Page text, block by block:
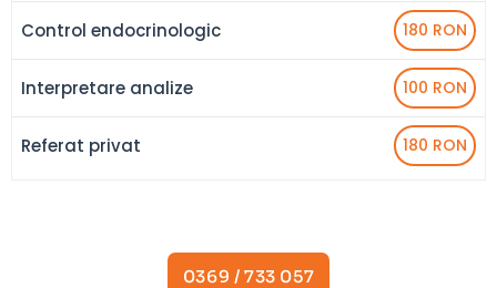
Control endocrinologic 180 RON
Interpretare analize 100 RON
Referat privat 180 RON
0369 / 733 057